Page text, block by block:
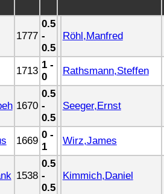
1777
0.5
-
0.5
Röhl,Manfred
1713
1 -
0
Rathsmann,Steffen
1670
0.5
-
0.5
Seeger,Ernst
1669
0 -
1
Wirz,James
1538
0.5
-
0.5
Kimmich,Daniel